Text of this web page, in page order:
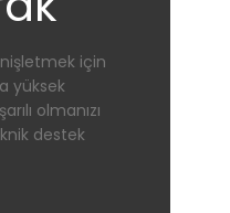
için
yüksek
olmanızı
destek